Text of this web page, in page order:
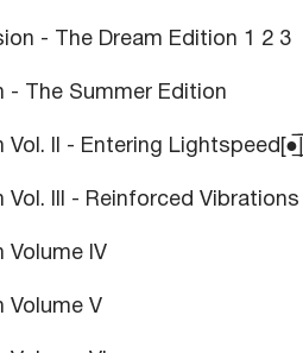
- The Dream Edition 1 2 3
- The Summer Edition
Vol. II - Entering
Vol. III - Reinforced Vibrations
Volume IV
Volume V